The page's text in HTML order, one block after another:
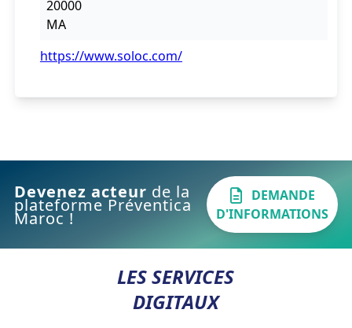
20000
MA
https://www.soloc.com/
Devenez acteur de la
plateforme Préventica
Maroc !
DEMANDE
D'INFORMATIONS
LES SERVICES
DIGITAUX